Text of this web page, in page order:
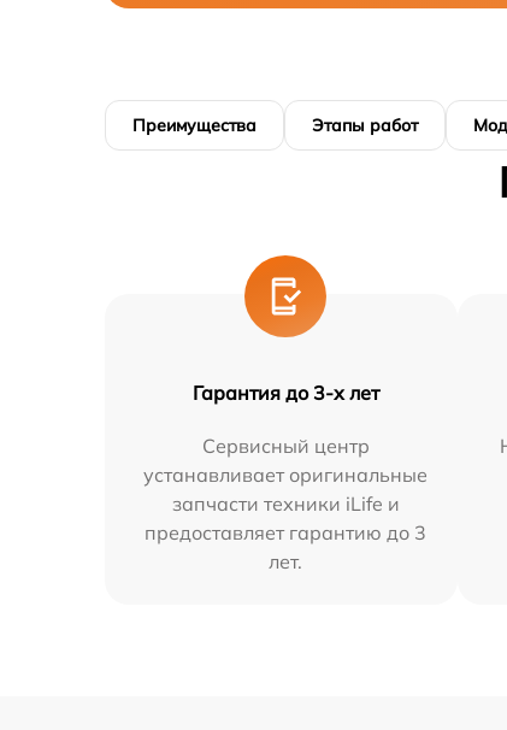
Преимущества Этапы работ
Гарантия до 3-х лет
Сервисный центр
устанавливает оригинальные
запчасти техники iLife и
предоставляет гарантию до 3
лет.